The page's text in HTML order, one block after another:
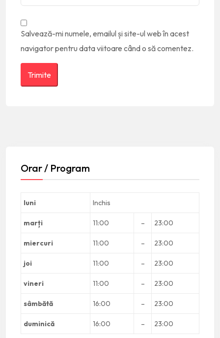
Salvează-mi numele, emailul și site-ul web în acest
navigator pentru data viitoare când o să comentez.
Orar / Program
luni Inchis
marți 11:00 – 23:00
miercuri 11:00 – 23:00
joi 11:00 – 23:00
vineri 11:00 – 23:00
sâmbătă 16:00 – 23:00
duminică 16:00 – 23:00